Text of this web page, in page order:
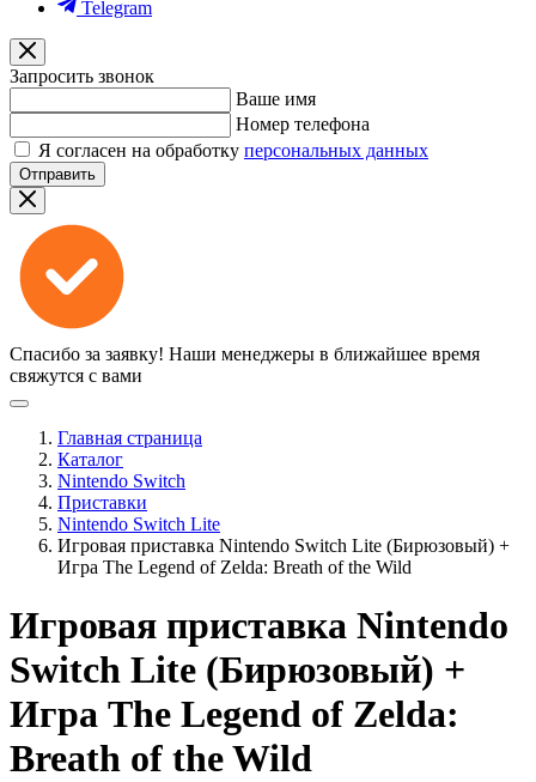
Telegram
Запросить звонок
Ваше имя
Номер телефона
Я согласен на обработку персональных данных
Отправить
Спасибо за заявку! Наши менеджеры в ближайшее время
свяжутся с вами
Главная страница
Каталог
Nintendo Switch
Приставки
Nintendo Switch Lite
Игровая приставка Nintendo Switch Lite (Бирюзовый) +
Игра The Legend of Zelda: Breath of the Wild
Игровая приставка Nintendo
Switch Lite (Бирюзовый) +
Игра The Legend of Zelda:
Breath of theWild